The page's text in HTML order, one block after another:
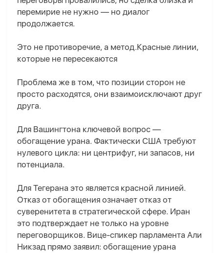
перемирие не нужно — но диалог
продолжается.
Это не противоречие, а метод.Красные линии,
которые не пересекаются
Проблема же в том, что позиции сторон не
просто расходятся, они взаимоисключают друг
друга.
Для Вашингтона ключевой вопрос —
обогащение урана. Фактически США требуют
нулевого цикла: ни центрифуг, ни запасов, ни
потенциала.
Для Тегерана это является красной линией.
Отказ от обогащения означает отказ от
суверенитета в стратегической сфере. Иран
это подтверждает не только на уровне
переговорщиков. Вице-спикер парламента Али
Никзад прямо заявил: обогащение урана